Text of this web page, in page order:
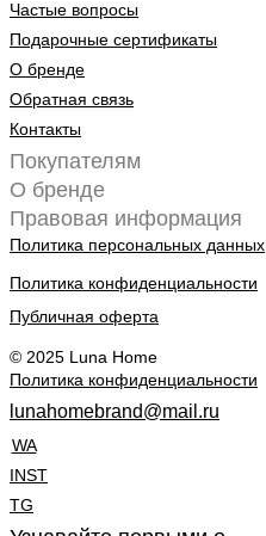
Частые вопросы
Подарочные сертификаты
О бренде
Обратная связь
Контакты
Покупателям
О бренде
Правовая информация
Политика персональных данных
Политика конфиденциальности
Публичная оферта
© 2025 Luna Home
Политика конфиденциальности
lunahomebrand@mail.ru
WA
INST
TG